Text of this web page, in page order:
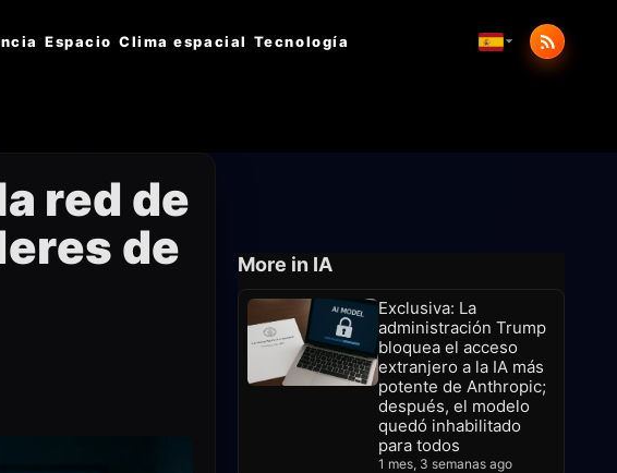
Espacio Clima espacial Tecnología
red de
de
More in IA
Exclusiva: La
administración Trump
bloquea el acceso
extranjero a la IA más
potente de Anthropic;
después, el modelo
quedó inhabilitado
para todos
1 mes, 3 semanas ago